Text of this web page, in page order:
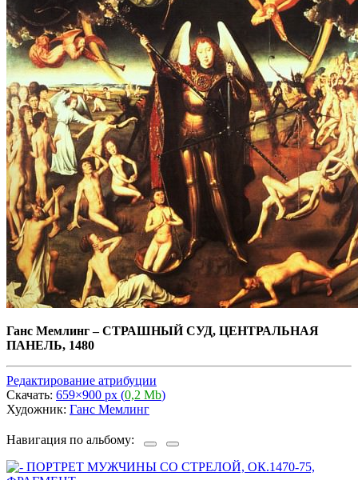
Ганс Мемлинг–СТРАШНЫЙ СУД, ЦЕНТРАЛЬНАЯ
ПАНЕЛЬ, 1480
Редактирование атрибуции
Скачать: 659×900 px (0,2 Mb)
Художник: Ганс Мемлинг
Навигация по альбому: